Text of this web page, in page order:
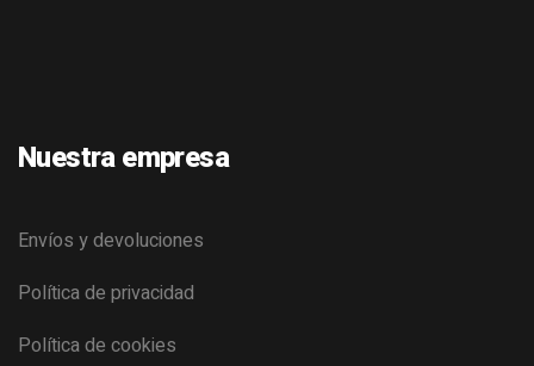
Nuestra empresa
Envíos y devoluciones
Política de privacidad
Política de cookies